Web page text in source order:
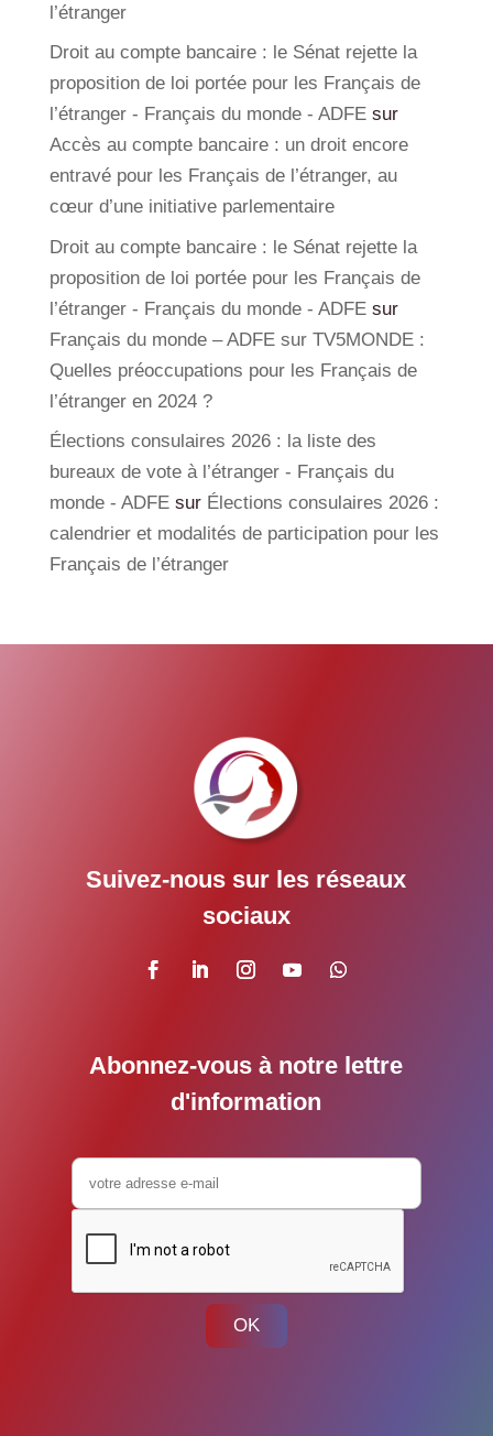
l’étranger
Droit au compte bancaire : le Sénat rejette la
proposition de loi portée pour les Français de
l’étranger - Français du monde - ADFEsur
Accès au compte bancaire : un droit encore
entravé pour les Français de l’étranger, au
cœur d’une initiative parlementaire
Droit au compte bancaire : le Sénat rejette la
proposition de loi portée pour les Français de
l’étranger - Français du monde - ADFEsur
Français du monde – ADFE sur TV5MONDE :
Quelles préoccupations pour les Français de
l’étranger en 2024 ?
Élections consulaires 2026 : la liste des
bureaux de vote à l’étranger - Français du
monde - ADFEsur Élections consulaires 2026 :
calendrier et modalités de participation pour les
Français de l’étranger
Suivez-nous sur les réseaux
sociaux
Abonnez-vous à notre lettre
d'information
OK